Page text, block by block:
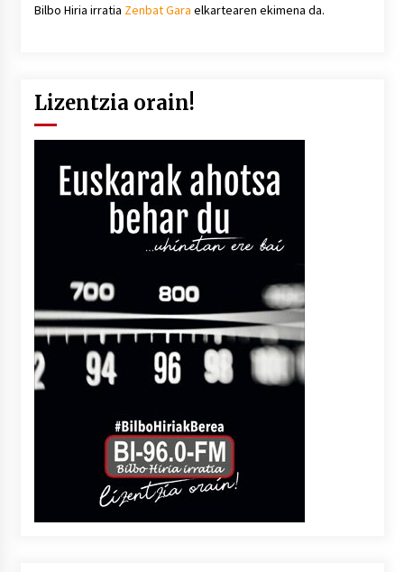
Bilbo Hiria irratia Zenbat Gara elkartearen ekimena da.
Lizentzia orain!